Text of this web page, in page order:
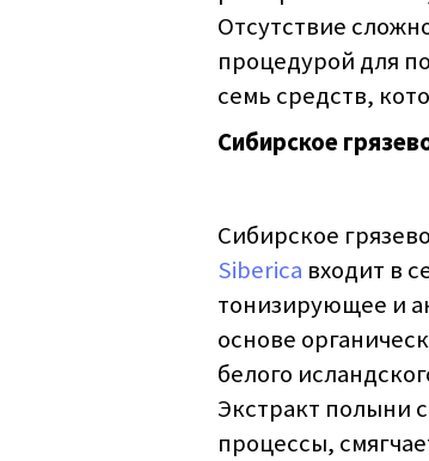
Отсутствие
процедурой для
семь средств,
Сибирское
Сибирское
Siberica входит в
тонизирующее и
основе
белого
Экстракт полыни
процессы,